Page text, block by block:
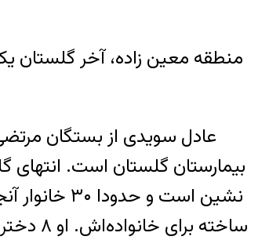
منطقه معین زاده، آخر گلستان
عادل سویدی از بستگان
بيمارستان گلستان است. انتهای
نشین است